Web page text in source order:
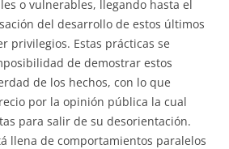
o vulnerables, llegando hasta el
del desarrollo de estos últimos
privilegios. Estas prácticas se
de demostrar estos
de los hechos, con lo que
por la opinión pública la cual
para salir de su desorientación.
llena de comportamientos paralelos